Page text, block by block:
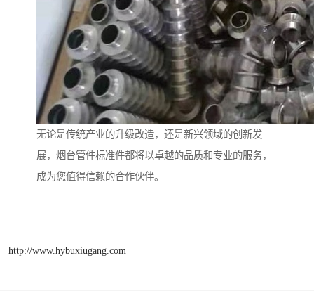
无论是传统产业的升级改造，还是新兴领域的创新发
展，烟台管件标准件都将以卓越的品质和专业的服务，
成为您值得信赖的合作伙伴。
http://www.hybuxiugang.com